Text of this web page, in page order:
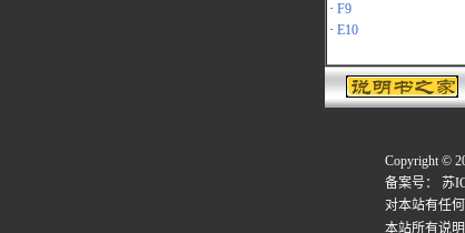
· F9
· E10
Copyright ©
备案号：
苏
对本站有任
本站所有说